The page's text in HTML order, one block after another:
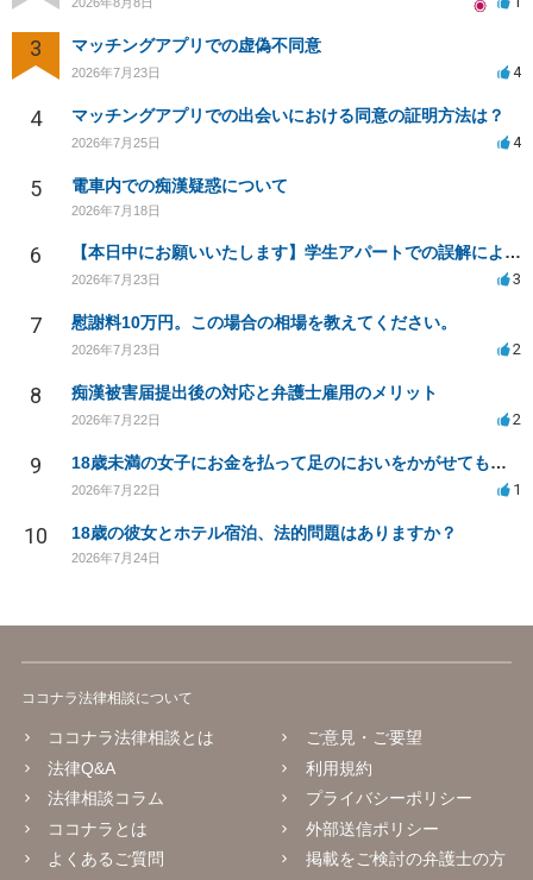
3 マッチングアプリでの虚偽不同意
2026年7月23日 4
4 マッチングアプリでの出会いにおける同意の証明方法は？
2026年7月25日 4
5 電車内での痴漢疑惑について
2026年7月18日
6 【本日中にお願いいたします】学生アパートでの誤解による窃盗疑惑、今後の対応策は？
2026年7月23日 3
7 慰謝料10万円。この場合の相場を教えてください。
2026年7月23日 2
8 痴漢被害届提出後の対応と弁護士雇用のメリット
2026年7月22日 2
9 18歳未満の女子にお金を払って足のにおいをかがせてもらう等の行為は違法ですか
2026年7月22日 1
10 18歳の彼女とホテル宿泊、法的問題はありますか？
2026年7月24日
ココナラ法律相談について
ココナラ法律相談とは
法律Q&A
法律相談コラム
ココナラとは
よくあるご質問
ご意見・ご要望
利用規約
プライバシーポリシー
外部送信ポリシー
掲載をご検討の弁護士の方